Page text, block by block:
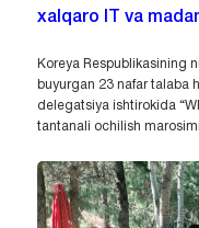
xalqaro IT va
Koreya Respublikasining
buyurgan 23 nafar talaba
delegatsiya ishtirokida
tantanali ochilish marosimi